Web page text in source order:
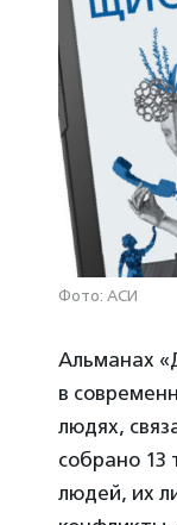
Фото: АСИ
Альманах
в
людях,
собрано 13
людей, их